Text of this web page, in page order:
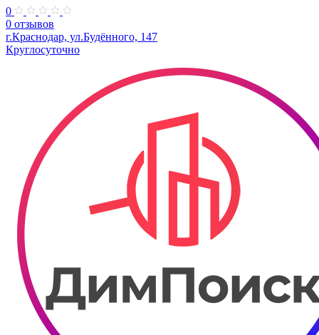
0
0 отзывов
г.Краснодар, ул.Будённого, 147
Круглосуточно